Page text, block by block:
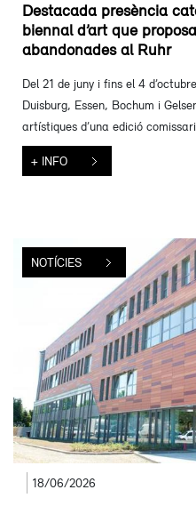
Destacada presència
biennal d’art que
abandonades al Ruhr
Del 21 de juny i fins el 4
Duisburg, Essen, Bochum i
artístiques d’una edició
+ INFO
18/06/2026
NOTÍCIES